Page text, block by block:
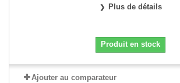
Plus de détails
Produit en stock
Ajouter au comparateur